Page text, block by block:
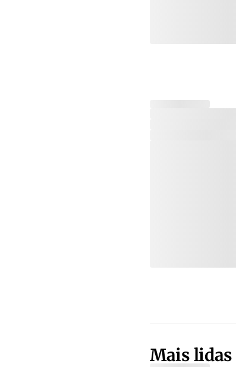
Mais lidas